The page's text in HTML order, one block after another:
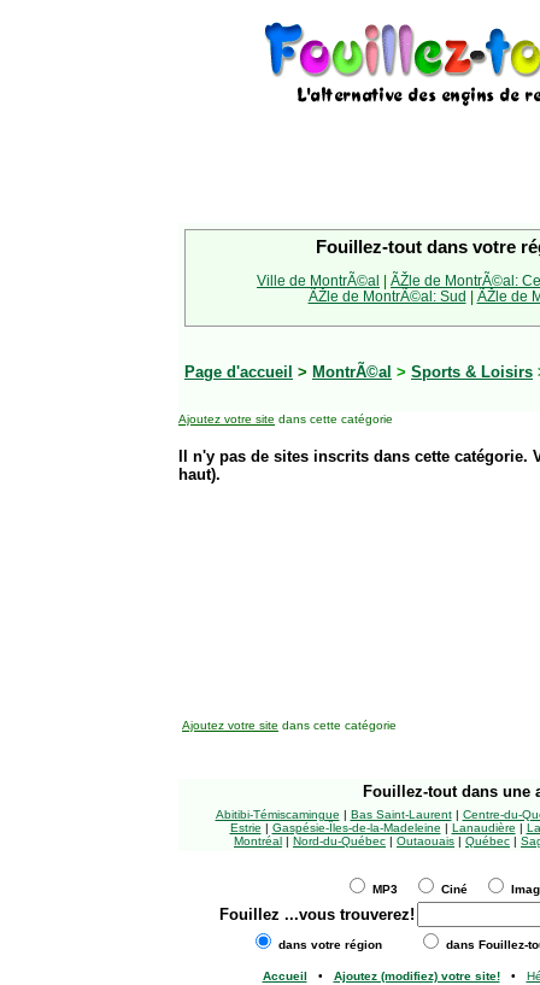
Fouillez-tout dans votre
Ville de MontrÃ©al | ÃŽle de MontrÃ©al:
ÃŽle de MontrÃ©al: Sud | ÃŽle de
Page d'accueil > MontrÃ©al > Sports & Loisirs
Ajoutez votre site dans cette catégorie
Il n'y pas de sites inscrits dans cette
haut).
Ajoutez votre site dans cette catégorie
Fouillez-tout dans une
Abitibi-Témiscamingue | Bas Saint-Laurent| Centre-du-
Estrie | Gaspésie-Îles-de-la-Madeleine | Lanaudière |
Montréal | Nord-du-Québec | Outaouais | Québec |
MP3 Ciné
Fouillez ...vous trouverez!
dans votre région dans Fouillez-
Accueil • Ajoutez (modifiez) votre site!•